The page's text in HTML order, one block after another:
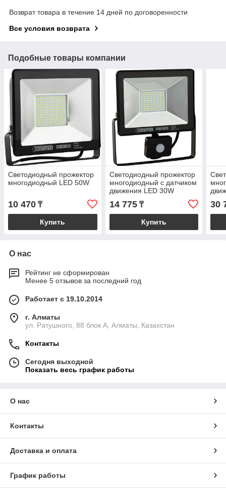
Возврат товара в течение 14 дней по договоренности
Все условия возврата
Подобные товары компании
Светодиодный прожектор
многодиодный LED 50W
10 470 ₸
Купить
Светодиодный прожектор
многодиодный с датчиком
движения LED 30W
14 775₸
Купить
30
О нас
Рейтинг не сформирован
Менее 5 отзывов за последний год
Работает с 19.10.2014
г. Алматы
ул. Ратушного, 88 блок A, Алматы, Казахстан
Контакты
Сегодня выходной
Показать весь график работы
О нас
Контакты
Доставка и оплата
График работы